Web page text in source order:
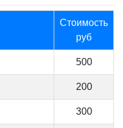
Стоимость
руб
500
200
300